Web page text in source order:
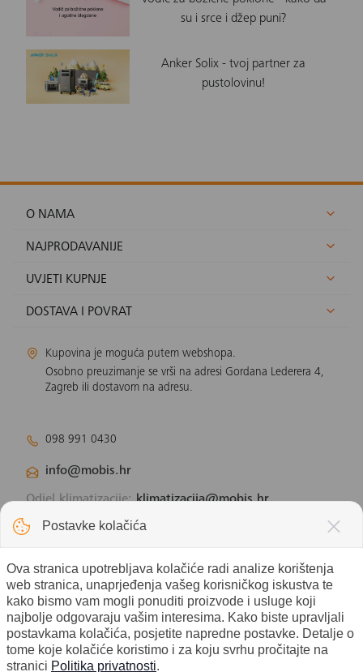
su i srce i džep puni?
Anker Solix - tvoj partner za
pustolovinu!
O NAMA
NAJPRODAVANIJE
UVJETI KUPNJE
DOSTAVA I POVRAT
Kupovina je moguća putem webshopa.
Osobno preuzimanje se vrši na adresi Gordana Lederera 4,
Zagreb ili dostavom na adresu.
098 991 0430
info@mobis.hr
Odjel klimatizacije:klimatizacija@mobis.hr
Odjel solarnih panela:
Postavke kolačića
Ova stranica upotrebljava kolačiće radi analize korištenja
web stranica, unaprjeđenja vašeg korisničkog iskustva te
kako bismo vam mogli ponuditi proizvode i usluge koji
najbolje odgovaraju vašim interesima. Kako biste upravljali
postavkama kolačića, posjetite napredne postavke. Detalje o
tome koje kolačiće koristimo i za koju svrhu pročitajte na
stranici Politika privatnosti.